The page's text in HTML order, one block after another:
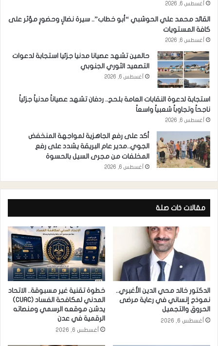
أغسطس 6, 2026
القائد محمد علي الحوشبي “أبو خطاب”.. سيرة نضالٍ وحضورٍ مؤثر على
كافة المستويات
أغسطس 6, 2026
حالمين تشهد عصيانا مدنيا جزئيا استجابة لدعوات
التصعيد الثوري الجنوبي
أغسطس 6, 2026
استجابة لدعوة النقابات العامة بلحج.. ردفان تشهد عصياناً مدنياً جزئياً
ناجحاً وتجاوباً شعبياً واسعاً
أغسطس 6, 2026
أكد على رفع الجاهزية لمواجهة المنخفض
الجوي..مدير عام البريقة يشدد على رفع
المخلفات من مجرى السيل بالحسوة
أغسطس 6, 2026
مقالات ذات صلة
الدكتور خالد محي الدين الأغبري..
نموذج إنساني في رعاية مرضى
الحروق والتجميل
أغسطس 6, 2026
خطوة تقنية غير مسبوقة.. الاتحاد
المدني لمكافحة الفساد (CUAC)
يدشن موقعه الرسمي ومنصاته
الرقمية في عدن
أغسطس 6, 2026